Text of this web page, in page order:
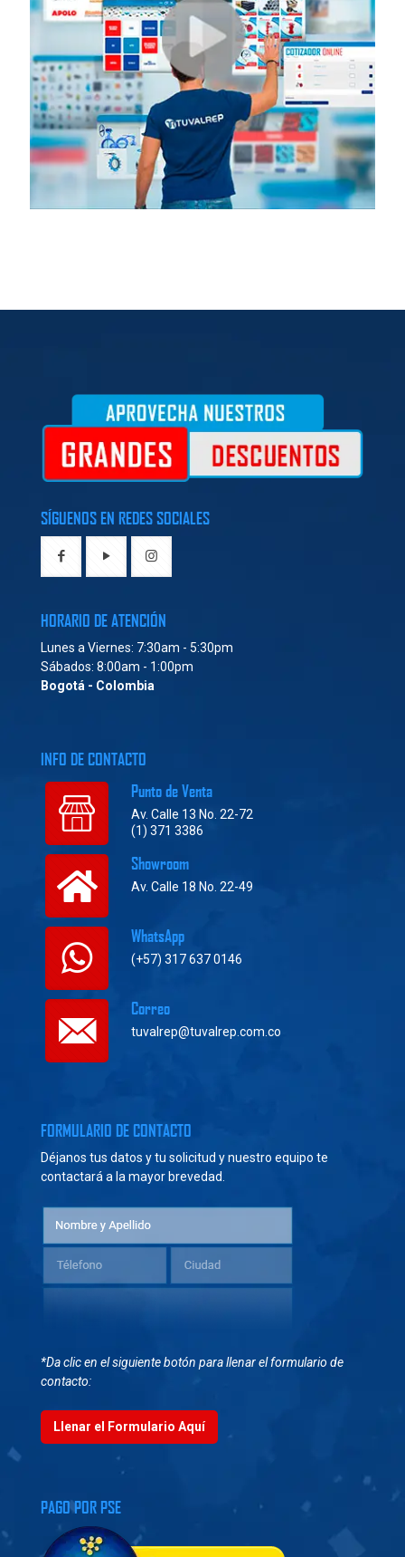
SÍGUENOS EN REDES SOCIALES
HORARIO DE ATENCIÓN
Lunes a Viernes: 7:30am - 5:30pm
Sábados: 8:00am - 1:00pm
Bogotá - Colombia
INFO DE CONTACTO
Punto de Venta
Av. Calle 13 No. 22-72
(1) 371 3386
Showroom
Av. Calle 18 No. 22-49
WhatsApp
(+57) 317 637 0146
Correo
tuvalrep@tuvalrep.com.co
FORMULARIO DE CONTACTO
Déjanos tus datos y tu solicitud y nuestro equipo te
contactará a la mayor brevedad.
*Da clic en el siguiente botón para llenar el formulario de
contacto:
Llenar el Formulario Aquí
PAGO POR PSE